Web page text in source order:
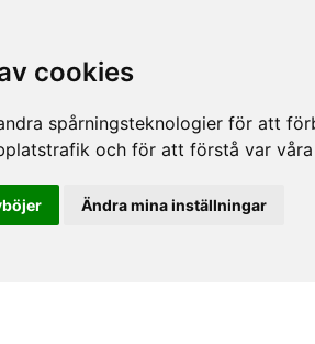
cookies
spårningsteknologier för att
och för att förstå var
Ändra mina inställningar